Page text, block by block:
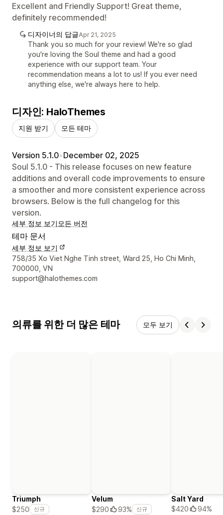
Excellent and Friendly Support! Great theme,
definitely recommended!
디자이너의 답글Apr 21, 2025
Thank you so much for your review! We're so glad
you're loving the Soul theme and had a good
experience with our support team. Your
recommendation means a lot to us! If you ever need
anything else, we're always here to help.
디자인: HaloThemes
지원 받기 모든 테마
Version 5.1.0•December 02, 2025
Soul 5.1.0 - This release focuses on new feature
additions and overall code improvements to ensure
a smoother and more consistent experience across
browsers. Below is the full changelog for this
version.
세부 정보 보기 모든 버전
테마 문서
세부 정보 보기
디자이너 연락처 세부 정보
758/35 Xo Viet Nghe Tinh street, Ward 25, Ho Chi Minh,
700000, VN
support@halothemes.com
의류를 위한 더 많은 테마 모두 보기
Triumph
$250
신규
Velum
$290
93% 신규
Salt Yard
$420
94%